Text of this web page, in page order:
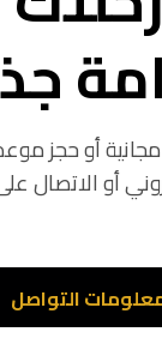
أو حجز
أو الاتصال
التواصل